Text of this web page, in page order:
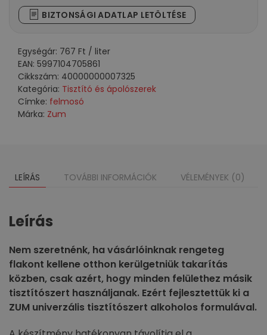
BIZTONSÁGI ADATLAP LETÖLTÉSE
Egységár: 767 Ft / liter
EAN: 5997104705861
Cikkszám: 40000000007325
Kategória: Tisztító és ápolószerek
Címke: felmosó
Márka: Zum
LEÍRÁS TOVÁBBI INFORMÁCIÓK VÉLEMÉNYEK (0)
Leírás
Nem szeretnénk, ha vásárlóinknak rengeteg
flakont kellene otthon kerülgetniük takarítás
közben, csak azért, hogy minden felülethez másik
tisztítószert használjanak. Ezért fejlesztettük ki a
ZUM univerzális tisztítószert alkoholos formulával.